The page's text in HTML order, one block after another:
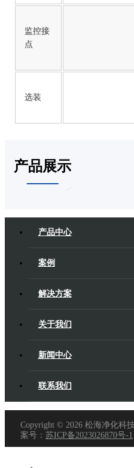
监控接
点
选装
产品展示
产品中心
案例
解决方案
关于我们
新闻中心
联系我们
Copyright © 2026 松海净化科
案号：苏ICP备2023026870号-1